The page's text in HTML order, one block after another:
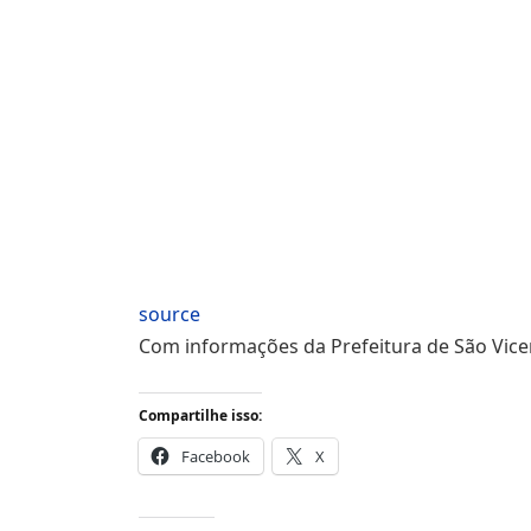
source
Com informações da Prefeitura de São
Compartilhe isso:
Facebook X